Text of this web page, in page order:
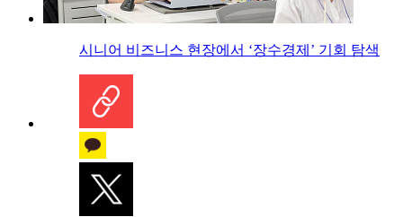
시니어 비즈니스 현장에서 ‘장수경제’ 기회 탐색